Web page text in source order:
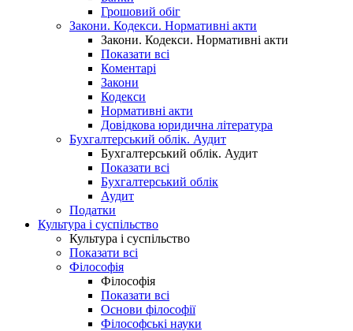
Грошовий обіг
Закони. Кодекси. Нормативні акти
Закони. Кодекси. Нормативні акти
Показати всі
Коментарі
Закони
Кодекси
Нормативні акти
Довідкова юридична література
Бухгалтерський облік. Аудит
Бухгалтерський облік. Аудит
Показати всі
Бухгалтерський облік
Аудит
Податки
Культура і суспільство
Культура і суспільство
Показати всі
Філософія
Філософія
Показати всі
Основи філософії
Філософські науки